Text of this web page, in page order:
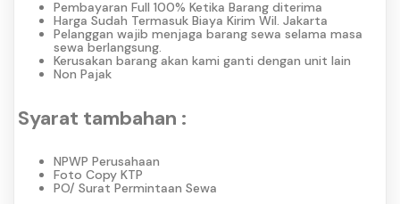
Pembayaran Full 100% Ketika Barang diterima
Harga Sudah Termasuk Biaya Kirim Wil. Jakarta
Pelanggan wajib menjaga barang sewa selama masa
sewa berlangsung.
Kerusakan barang akan kami ganti dengan unit lain
Non Pajak
Syarat tambahan :
NPWP Perusahaan
Foto Copy KTP
PO/ Surat Permintaan Sewa